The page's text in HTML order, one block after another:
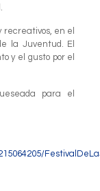
recreativos, en el
la Juventud. El
y el gusto por el
para el